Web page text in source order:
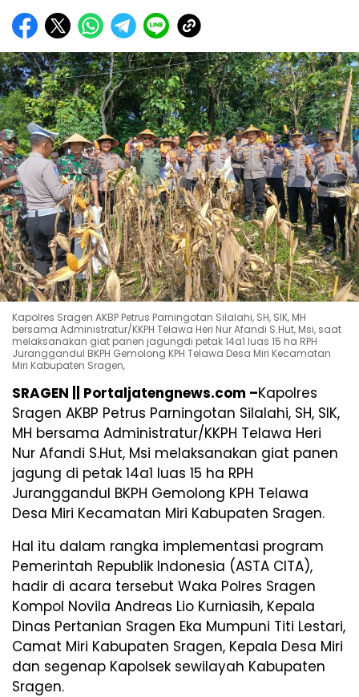
Kapolres Sragen AKBP Petrus Parningotan Silalahi, SH, SIK, MH
bersama Administratur/KKPH Telawa Heri Nur Afandi S.Hut, Msi, saat
melaksanakan giat panen jagungdi petak 14a1 luas 15 ha RPH
Juranggandul BKPH Gemolong KPH Telawa Desa Miri Kecamatan
Miri Kabupaten Sragen,
SRAGEN || Portaljatengnews.com –Kapolres
Sragen AKBP Petrus Parningotan Silalahi, SH, SIK,
MH bersama Administratur/KKPH Telawa Heri
Nur Afandi S.Hut, Msi melaksanakan giat panen
jagung di petak 14a1 luas 15 ha RPH
Juranggandul BKPH Gemolong KPH Telawa
Desa Miri Kecamatan Miri Kabupaten Sragen.
Hal itu dalam rangka implementasi program
Pemerintah Republik Indonesia (ASTA CITA),
hadir di acara tersebut Waka Polres Sragen
Kompol Novila Andreas Lio Kurniasih, Kepala
Dinas Pertanian Sragen Eka Mumpuni Titi Lestari,
Camat Miri Kabupaten Sragen, Kepala Desa Miri
dan segenap Kapolsek sewilayah Kabupaten
Sragen.